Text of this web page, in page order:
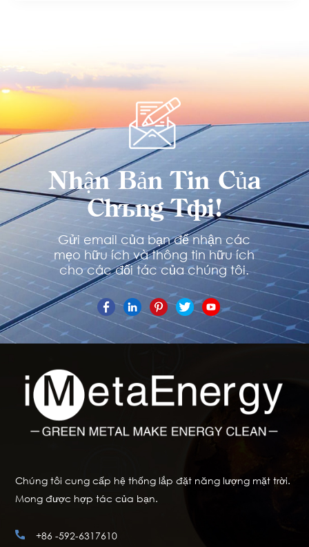
Nhận Bản Tin Của
Chúng Tôi!
Gửi email của bạn để nhận các
mẹo hữu ích và thông tin hữu ích
cho các đối tác của chúng tôi.
Chúng tôi cung cấp hệ thống lắp đặt năng lượng mặt trời.
Mong được hợp tác của bạn.
+86 -592-6317610